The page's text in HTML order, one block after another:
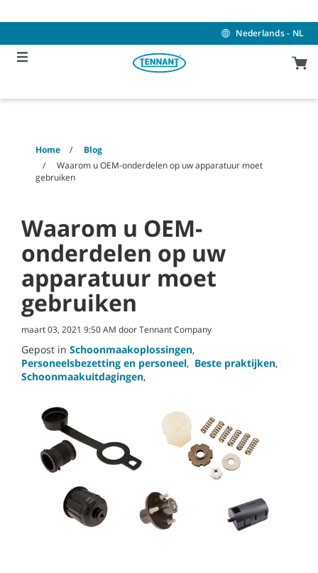
to
to
menu
Nederlands - NL
Home
Blog
Waarom u OEM-onderdelen op uw apparatuur moet
gebruiken
Waarom u OEM-
onderdelen op uw
apparatuur moet
gebruiken
maart 03, 2021 9:50 AM door Tennant Company
Gepost in Schoonmaakoplossingen,
Personeelsbezetting en personeel, Beste praktijken,
Schoonmaakuitdagingen,